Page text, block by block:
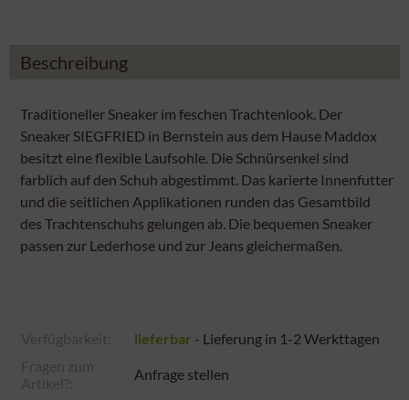
Beschreibung
Traditioneller Sneaker im feschen Trachtenlook. Der
Sneaker SIEGFRIED in Bernstein aus dem Hause Maddox
besitzt eine flexible Laufsohle. Die Schnürsenkel sind
farblich auf den Schuh abgestimmt. Das karierte Innenfutter
und die seitlichen Applikationen runden das Gesamtbild
des Trachtenschuhs gelungen ab. Die bequemen Sneaker
passen zur Lederhose und zur Jeans gleichermaßen.
lieferbar - Lieferung in 1-2 Werkttagen
Anfrage stellen